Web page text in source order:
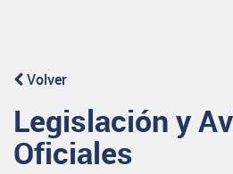
Volver
Legislación y
Oficiales